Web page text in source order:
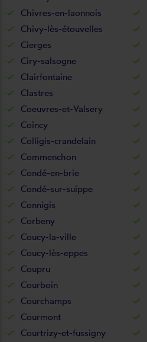
Chivres-en-laonnois
Chivy-lès-étouvelles
Cierges
Ciry-salsogne
Clairfontaine
Clastres
Coeuvres-et-Valsery
Coincy
Colligis-crandelain
Commenchon
Condé-en-brie
Condé-sur-suippe
Connigis
Corbeny
Coucy-la-ville
Coucy-lès-eppes
Coupru
Courboin
Courchamps
Courmont
Courtrizy-et-fussigny